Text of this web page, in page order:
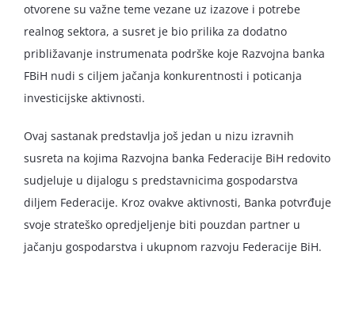
otvorene su važne teme vezane uz izazove i potrebe
realnog sektora, a susret je bio prilika za dodatno
približavanje instrumenata podrške koje Razvojna banka
FBiH nudi s ciljem jačanja konkurentnosti i poticanja
investicijske aktivnosti.
Ovaj sastanak predstavlja još jedan u nizu izravnih
susreta na kojima Razvojna banka Federacije BiH redovito
sudjeluje u dijalogu s predstavnicima gospodarstva
diljem Federacije. Kroz ovakve aktivnosti, Banka potvrđuje
svoje strateško opredjeljenje biti pouzdan partner u
jačanju gospodarstva i ukupnom razvoju Federacije BiH.